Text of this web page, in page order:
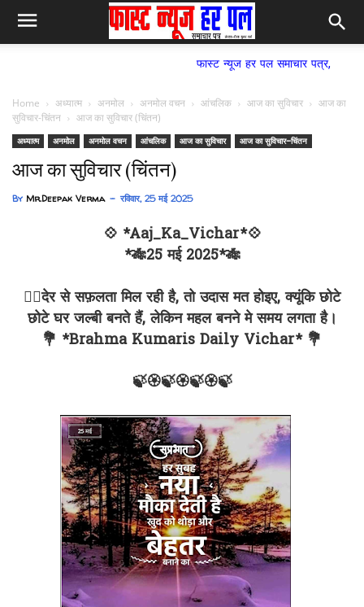
फास्ट न्यूज हर पल समाचार पत्र,
Home अध्यात्म अनमोल अनमोल वचन आंचलिक आज का सुविचार
आज का
सुविचार-चिंतन
आज का सुविचार (चिंतन)
अध्यात्म अनमोल अनमोल वचन आंचलिक आज का सुविचार आज का सुविचार-चिंतन
आज का सुविचार (चिंतन)
By Mr.Deepak Verma रविवार, 25 मई 2025
💠 *Aaj_Ka_Vichar*💠
*🎋25 मई 2025*🎋
✍🏻देर से सफ़लता मिल रही है, तो उदास मत होइए, क्यूंकि छोटे
छोटे घर जल्बी बनते हैं, लेकिन महल बनने मे समय लगता है।
💐 *Brahma Kumaris Daily Vichar* 💐
🍃🏵🍃🏵🍃🏵🍃